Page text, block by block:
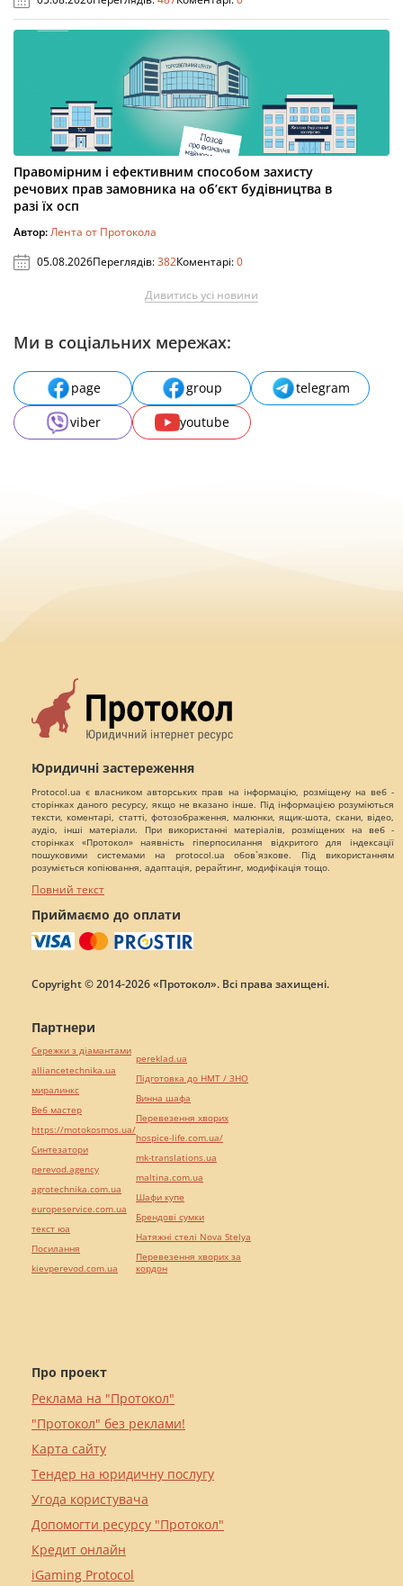
Правомірним і ефективним способом захисту
речових прав замовника на об’єкт будівництва в
разі їх осп
Автор:Лента от Протокола
05.08.2026Переглядів:382Коментарі:0
Дивитись усі новини
Ми в соціальних мережах:
page group
telegram
viber
youtube
Юридичні застереження
Protocol.ua є власником авторських прав на інформацію, розміщену на веб -
сторінках даного ресурсу, якщо не вказано інше. Під інформацією розуміються
тексти, коментарі, статті, фотозображення, малюнки, ящик-шота, скани, відео,
аудіо, інші матеріали. При використанні матеріалів, розміщених на веб -
сторінках «Протокол» наявність гіперпосилання відкритого для індексації
пошуковими системами на protocol.ua обов`язкове. Під використанням
розуміється копіювання, адаптація, рерайтинг, модифікація тощо.
Повний текст
Приймаємо до оплати
Copyright © 2014-2026 «Протокол». Всі права захищені.
Про проект
Реклама на "Протокол"
"Протокол" без реклами!
Карта сайту
Тендер на юридичну послугу
Угода користувача
Допомогти ресурсу "Протокол"
Кредит онлайн
iGaming Protocol
Партнери
Сережки з діамантами
alliancetechnika.ua
миралинкс
Веб мастер
https://motokosmos.ua/
Синтезатори
perevod.agency
agrotechnika.com.ua
europeservice.com.ua
текст юа
Посилання
kievperevod.com.ua
pereklad.ua
Підготовка до НМТ / ЗНО
Винна шафа
Перевезення хворих
hospice-life.com.ua/
mk-translations.ua
maltina.com.ua
Шафи купе
Брендові сумки
Натяжні стелі Nova Stelya
Перевезення хворих за
кордон